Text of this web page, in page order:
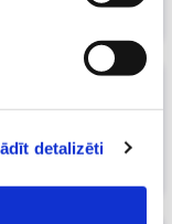
detalizēti
Liene MāmiņuKlubs.lv